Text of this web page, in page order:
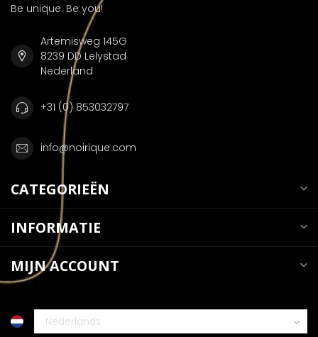
Be unique. Be you!
Artemisweg 145G
8239 DD Lelystad
Nederland
+31 (0) 853032797
info@noirique.com
CATEGORIEËN
INFORMATIE
MIJN ACCOUNT